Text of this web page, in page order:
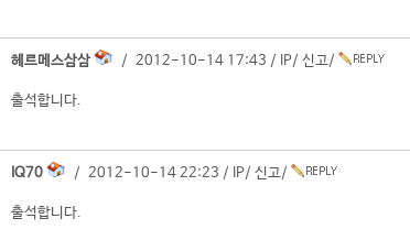
헤르메스삼삼 / 2012-10-14 17:43 / IP/ 신고/
출석합니다.
IQ70 / 2012-10-14 22:23 / IP/ 신고/
출석합니다.